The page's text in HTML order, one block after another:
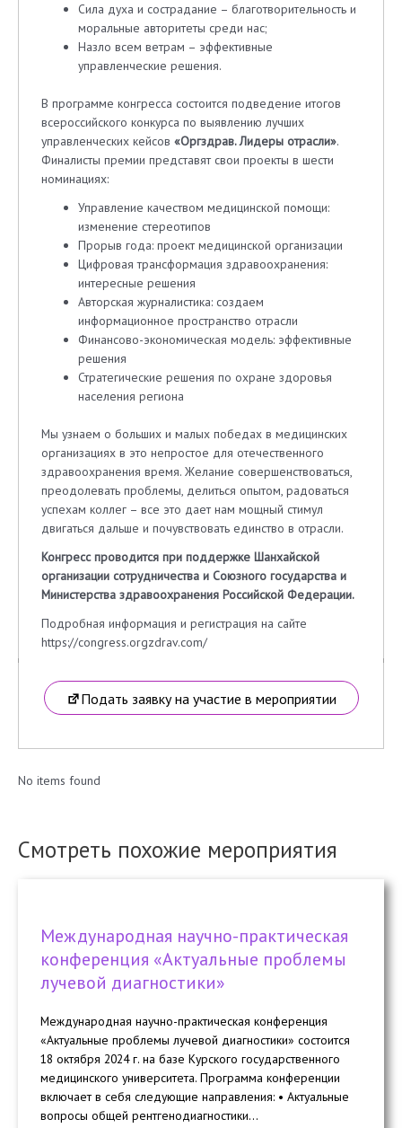
Сила духа и сострадание – благотворительность и
моральные авторитеты среди нас;
Назло всем ветрам – эффективные
управленческие решения.
В программе конгресса состоится подведение итогов
всероссийского конкурса по выявлению лучших
управленческих кейсов «Оргздрав. Лидеры отрасли».
Финалисты премии представят свои проекты в шести
номинациях:
Управление качеством медицинской помощи:
изменение стереотипов
Прорыв года: проект медицинской организации
Цифровая трансформация здравоохранения:
интересные решения
Авторская журналистика: создаем
информационное пространство отрасли
Финансово-экономическая модель: эффективные
решения
Стратегические решения по охране здоровья
населения региона
Мы узнаем о больших и малых победах в медицинских
организациях в это непростое для отечественного
здравоохранения время. Желание совершенствоваться,
преодолевать проблемы, делиться опытом, радоваться
успехам коллег – все это дает нам мощный стимул
двигаться дальше и почувствовать единство в отрасли.
Конгресс проводится при поддержке Шанхайской
организации сотрудничества и Союзного государства и
Министерства здравоохранения Российской Федерации.
Подробная информация и регистрация на сайте
https://congress.orgzdrav.com/
Подать заявку на участие в мероприятии
No items found
Смотреть похожие мероприятия
Международная научно-практическая
конференция «Актуальные проблемы
лучевой диагностики»
Международная научно-практическая конференция
«Актуальные проблемы лучевой диагностики» состоится
18 октября 2024 г. на базе Курского государственного
медицинского университета. Программа конференции
включает в себя следующие направления: • Актуальные
вопросы общей рентгенодиагностики...